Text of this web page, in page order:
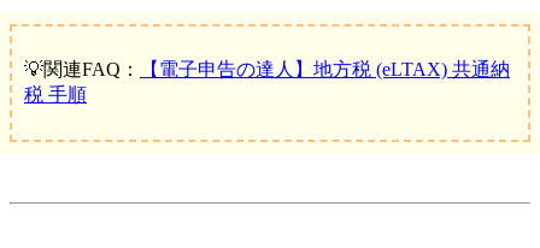
💡関連FAQ：
【電子申告の達人】地方税 (eLTAX) 共通納
税 手順